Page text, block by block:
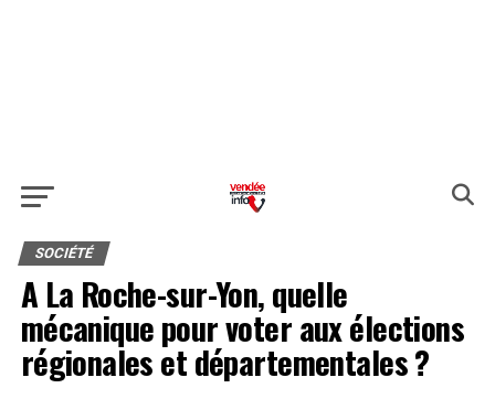
SOCIÉTÉ
A La Roche-sur-Yon, quelle
mécanique pour voter aux élections
régionales et départementales ?